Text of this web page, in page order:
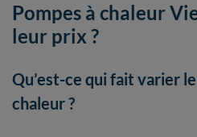
Pompes à chaleur
leur prix ?
Qu’est-ce qui fait varier
chaleur ?